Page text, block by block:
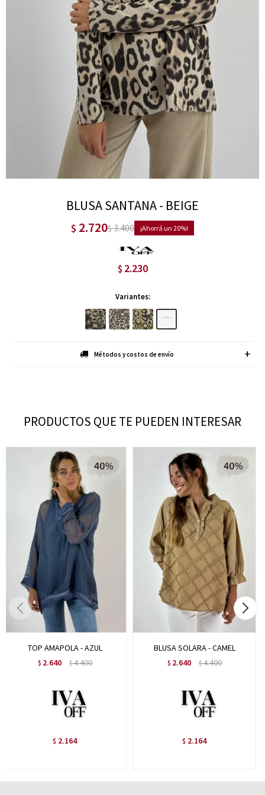
BLUSA SANTANA - BEIGE
$ 2.720$3.400 20
$ 2.230
Variantes:
Métodos y costos de envío
PRODUCTOS QUE TE PUEDEN INTERESAR
TOP AMAPOLA - AZUL
$ 2.640 $4.400
$ 2.164
BLUSA SOLARA - CAMEL
$ 2.640 $4.400
$ 2.164